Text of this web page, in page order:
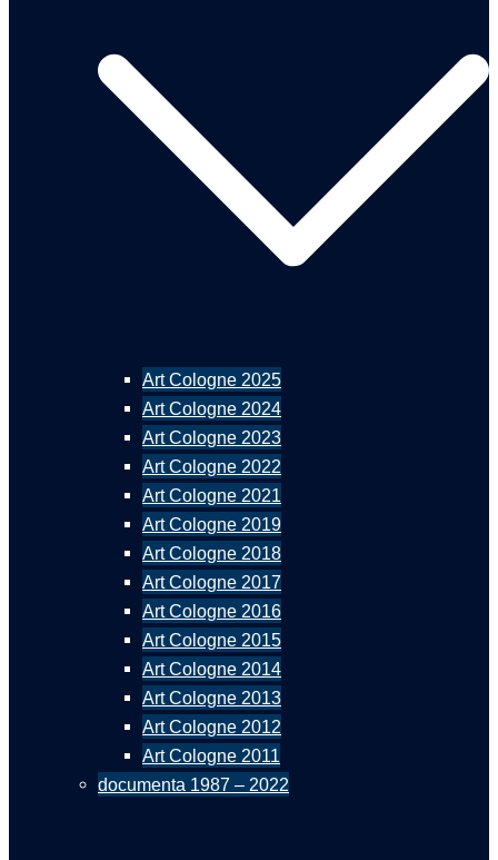
Art Cologne 2025
Art Cologne 2024
Art Cologne 2023
Art Cologne 2022
Art Cologne 2021
Art Cologne 2019
Art Cologne 2018
Art Cologne 2017
Art Cologne 2016
Art Cologne 2015
Art Cologne 2014
Art Cologne 2013
Art Cologne 2012
Art Cologne 2011
documenta 1987 – 2022